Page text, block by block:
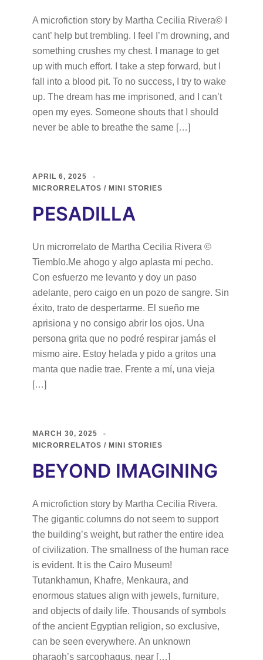
A microfiction story by Martha Cecilia Rivera© I
cant’ help but trembling. I feel I’m drowning, and
something crushes my chest. I manage to get
up with much effort. I take a step forward, but I
fall into a blood pit. To no success, I try to wake
up. The dream has me imprisoned, and I can’t
open my eyes. Someone shouts that I should
never be able to breathe the same […]
APRIL 6, 2025
MICRORRELATOS / MINI STORIES
PESADILLA
Un microrrelato de Martha Cecilia Rivera ©
Tiemblo.Me ahogo y algo aplasta mi pecho.
Con esfuerzo me levanto y doy un paso
adelante, pero caigo en un pozo de sangre. Sin
éxito, trato de despertarme. El sueño me
aprisiona y no consigo abrir los ojos. Una
persona grita que no podré respirar jamás el
mismo aire. Estoy helada y pido a gritos una
manta que nadie trae. Frente a mí, una vieja
[…]
MARCH 30, 2025
MICRORRELATOS / MINI STORIES
BEYOND IMAGINING
A microfiction story by Martha Cecilia Rivera.
The gigantic columns do not seem to support
the building’s weight, but rather the entire idea
of civilization. The smallness of the human race
is evident. It is the Cairo Museum!
Tutankhamun, Khafre, Menkaura, and
enormous statues align with jewels, furniture,
and objects of daily life. Thousands of symbols
of the ancient Egyptian religion, so exclusive,
can be seen everywhere. An unknown
pharaoh’s sarcophagus, near […]